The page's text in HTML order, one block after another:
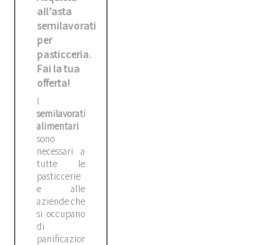
all’asta
semilavorati
per
pasticceria.
Fai la tua
offerta!
I
semilavorati
alimentari
sono
necessari a
tutte le
pasticcerie
e alle
aziende che
si occupano
di
panificazione